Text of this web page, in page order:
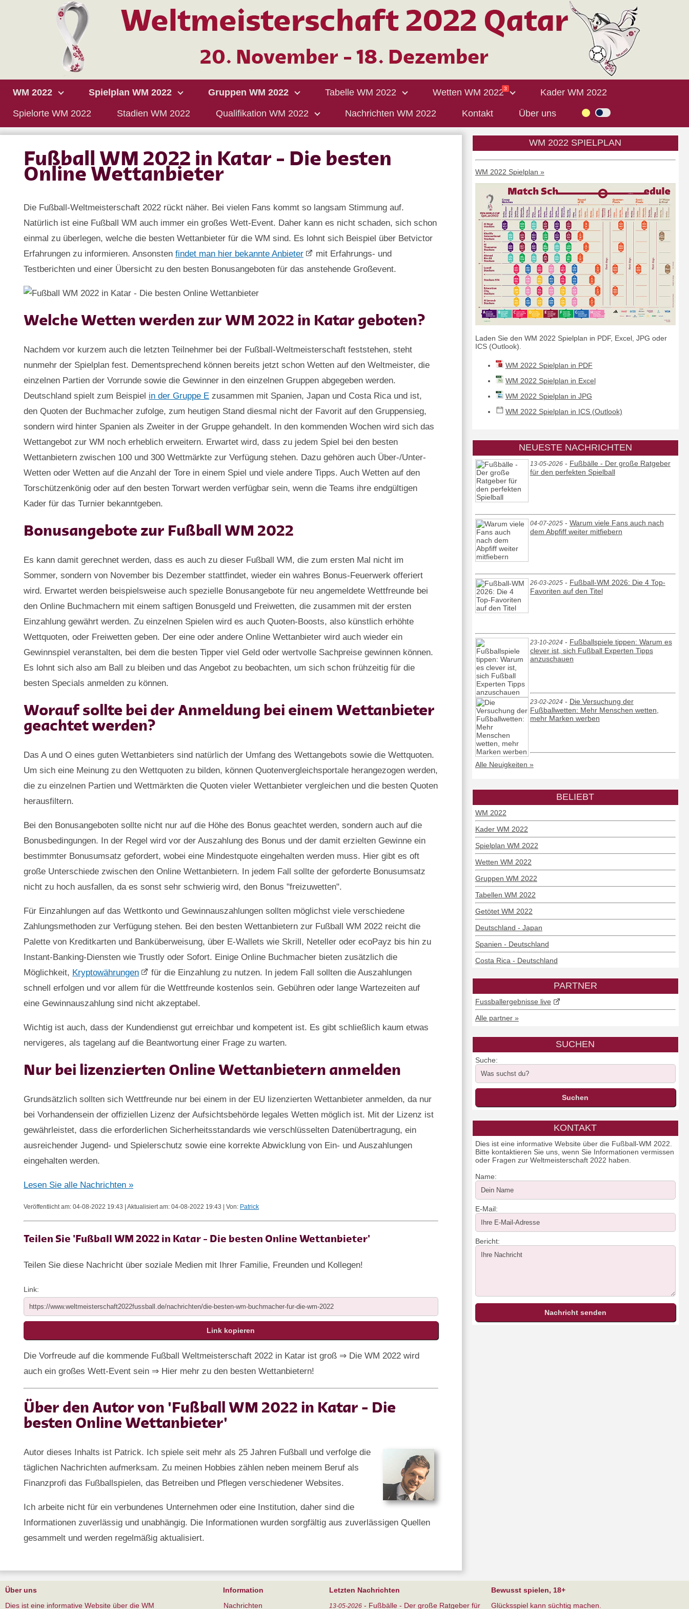
WM 2022 Spielplan WM 2022 Gruppen WM 2022 Tabelle WM 2022 Wetten WM 20223 Kader WM 2022
Spielorte WM 2022 Stadien WM 2022 Qualifikation WM 2022 Nachrichten WM 2022 Kontakt Über uns
Fußball WM 2022 in Katar - Die besten
Online Wettanbieter
Die Fußball-Weltmeisterschaft 2022 rückt näher. Bei vielen Fans kommt so langsam Stimmung auf.
Natürlich ist eine Fußball WM auch immer ein großes Wett-Event. Daher kann es nicht schaden, sich schon
einmal zu überlegen, welche die besten Wettanbieter für die WM sind. Es lohnt sich Beispiel über Betvictor
Erfahrungen zu informieren. Ansonstenfindet man hier bekannte Anbieter
mit Erfahrungs- und
Testberichten und einer Übersicht zu den besten Bonusangeboten für das anstehende Großevent.
Welche Wetten werden zur WM 2022 in Katar geboten?
Nachdem vor kurzem auch die letzten Teilnehmer bei der Fußball-Weltmeisterschaft feststehen, steht
nunmehr der Spielplan fest. Dementsprechend können bereits jetzt schon Wetten auf den Weltmeister, die
einzelnen Partien der Vorrunde sowie die Gewinner in den einzelnen Gruppen abgegeben werden.
Deutschland spielt zum Beispiel in der Gruppe E zusammen mit Spanien, Japan und Costa Rica und ist,
den Quoten der Buchmacher zufolge, zum heutigen Stand diesmal nicht der Favorit auf den Gruppensieg,
sondern wird hinter Spanien als Zweiter in der Gruppe gehandelt. In den kommenden Wochen wird sich das
Wettangebot zur WM noch erheblich erweitern. Erwartet wird, dass zu jedem Spiel bei den besten
Wettanbietern zwischen 100 und 300 Wettmärkte zur Verfügung stehen. Dazu gehören auch Über-/Unter-
Wetten oder Wetten auf die Anzahl der Tore in einem Spiel und viele andere Tipps. Auch Wetten auf den
Torschützenkönig oder auf den besten Torwart werden verfügbar sein, wenn die Teams ihre endgültigen
Kader für das Turnier bekanntgeben.
Bonusangebote zur Fußball WM 2022
Es kann damit gerechnet werden, dass es auch zu dieser Fußball WM, die zum ersten Mal nicht im
Sommer, sondern von November bis Dezember stattfindet, wieder ein wahres Bonus-Feuerwerk offeriert
wird. Erwartet werden beispielsweise auch spezielle Bonusangebote für neu angemeldete Wettfreunde bei
den Online Buchmachern mit einem saftigen Bonusgeld und Freiwetten, die zusammen mit der ersten
Einzahlung gewährt werden. Zu einzelnen Spielen wird es auch Quoten-Boosts, also künstlich erhöhte
Wettquoten, oder Freiwetten geben. Der eine oder andere Online Wettanbieter wird auch wieder ein
Gewinnspiel veranstalten, bei dem die besten Tipper viel Geld oder wertvolle Sachpreise gewinnen können.
Es lohnt sich also am Ball zu bleiben und das Angebot zu beobachten, um sich schon frühzeitig für die
besten Specials anmelden zu können.
Worauf sollte bei der Anmeldung bei einem Wettanbieter
geachtet werden?
Das A und O eines guten Wettanbieters sind natürlich der Umfang des Wettangebots sowie die Wettquoten.
Um sich eine Meinung zu den Wettquoten zu bilden, können Quotenvergleichsportale herangezogen werden,
die zu einzelnen Partien und Wettmärkten die Quoten vieler Wettanbieter vergleichen und die besten Quoten
herausfiltern.
Bei den Bonusangeboten sollte nicht nur auf die Höhe des Bonus geachtet werden, sondern auch auf die
Bonusbedingungen. In der Regel wird vor der Auszahlung des Bonus und der damit erzielten Gewinne ein
bestimmter Bonusumsatz gefordert, wobei eine Mindestquote eingehalten werden muss. Hier gibt es oft
große Unterschiede zwischen den Online Wettanbietern. In jedem Fall sollte der geforderte Bonusumsatz
nicht zu hoch ausfallen, da es sonst sehr schwierig wird, den Bonus "freizuwetten".
Für Einzahlungen auf das Wettkonto und Gewinnauszahlungen sollten möglichst viele verschiedene
Zahlungsmethoden zur Verfügung stehen. Bei den besten Wettanbietern zur Fußball WM 2022 reicht die
Palette von Kreditkarten und Banküberweisung, über E-Wallets wie Skrill, Neteller oder ecoPayz bis hin zu
Instant-Banking-Diensten wie Trustly oder Sofort. Einige Online Buchmacher bieten zusätzlich die
Möglichkeit, Kryptowährungen
für die Einzahlung zu nutzen. In jedem Fall sollten die Auszahlungen
schnell erfolgen und vor allem für die Wettfreunde kostenlos sein. Gebühren oder lange Wartezeiten auf
eine Gewinnauszahlung sind nicht akzeptabel.
Wichtig ist auch, dass der Kundendienst gut erreichbar und kompetent ist. Es gibt schließlich kaum etwas
nervigeres, als tagelang auf die Beantwortung einer Frage zu warten.
Nur bei lizenzierten Online Wettanbietern anmelden
Grundsätzlich sollten sich Wettfreunde nur bei einem in der EU lizenzierten Wettanbieter anmelden, da nur
bei Vorhandensein der offiziellen Lizenz der Aufsichtsbehörde legales Wetten möglich ist. Mit der Lizenz ist
gewährleistet, dass die erforderlichen Sicherheitsstandards wie verschlüsselten Datenübertragung, ein
ausreichender Jugend- und Spielerschutz sowie eine korrekte Abwicklung von Ein- und Auszahlungen
eingehalten werden.
Lesen Sie alle Nachrichten »
Veröffentlicht am: 04-08-2022 19:43 | Aktualisiert am: 04-08-2022 19:43 | Von: Patrick
Teilen Sie 'Fußball WM 2022 in Katar - Die besten Online Wettanbieter'
Teilen Sie diese Nachricht über soziale Medien mit Ihrer Familie, Freunden und Kollegen!
Link:
Die Vorfreude auf die kommende Fußball Weltmeisterschaft 2022 in Katar ist groß ⇒ Die WM 2022 wird
auch ein großes Wett-Event sein ⇒ Hier mehr zu den besten Wettanbietern!
Über den Autor von 'Fußball WM 2022 in Katar - Die
besten Online Wettanbieter'
Autor dieses Inhalts ist Patrick. Ich spiele seit mehr als 25 Jahren Fußball und verfolge die
täglichen Nachrichten aufmerksam. Zu meinen Hobbies zählen neben meinem Beruf als
Finanzprofi das Fußballspielen, das Betreiben und Pflegen verschiedener Websites.
Ich arbeite nicht für ein verbundenes Unternehmen oder eine Institution, daher sind die
Informationen zuverlässig und unabhängig. Die Informationen wurden sorgfältig aus zuverlässigen Quellen
gesammelt und werden regelmäßig aktualisiert.
WM 2022 SPIELPLAN
WM 2022 Spielplan »
Laden Sie den WM 2022 Spielplan in PDF, Excel, JPG oder
ICS (Outlook).
WM 2022 Spielplan in PDF
WM 2022 Spielplan in Excel
WM 2022 Spielplan in JPG
WM 2022 Spielplan in ICS (Outlook)
NEUESTE NACHRICHTEN
13-05-2026- Fußbälle - Der große Ratgeber
für den perfekten Spielball
04-07-2025- Warum viele Fans auch nach
dem Abpfiff weiter mitfiebern
26-03-2025- Fußball-WM 2026: Die 4 Top-
Favoriten auf den Titel
23-10-2024 - Fußballspiele tippen: Warum es
clever ist, sich Fußball Experten Tipps
anzuschauen
23-02-2024 - Die Versuchung der
Fußballwetten: Mehr Menschen wetten,
mehr Marken werben
Alle Neuigkeiten »
BELIEBT
WM 2022
Kader WM 2022
Spielplan WM 2022
Wetten WM 2022
Gruppen WM 2022
Tabellen WM 2022
Getötet WM 2022
Deutschland - Japan
Spanien - Deutschland
Costa Rica - Deutschland
PARTNER
Fussballergebnisse live
Alle partner »
SUCHEN
Suche:
KONTAKT
Dies ist eine informative Website über die Fußball-WM 2022.
Bitte kontaktieren Sie uns, wenn Sie Informationen vermissen
oder Fragen zur Weltmeisterschaft 2022 haben.
Name:
E-Mail:
Bericht:
Über uns
Dies ist eine informative Website über die WM
Information
Nachrichten
Letzten Nachrichten
13-05-2026 - Fußbälle - Der große Ratgeber für
Bewusst spielen, 18+
Glücksspiel kann süchtig machen.